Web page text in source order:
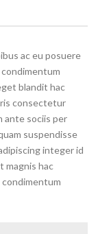
ac eu posuere
blandit hac
consectetur
ante sociis per
suspendisse
integer id
magnis hac